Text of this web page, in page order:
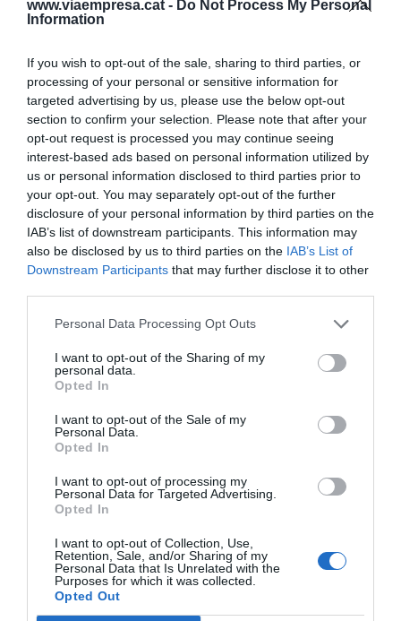
www.viaempresa.cat - Do Not Process My Personal
Information
If you wish to opt-out of the sale, sharing to third parties, or
processing of your personal or sensitive information for
targeted advertising by us, please use the below opt-out
section to confirm your selection. Please note that after your
opt-out request is processed you may continue seeing
interest-based ads based on personal information utilized by
us or personal information disclosed to third parties prior to
your opt-out. You may separately opt-out of the further
disclosure of your personal information by third parties on the
IAB’s list of downstream participants. This information may
also be disclosed by us to third parties on the IAB’s List of
Downstream Participants that may further disclose it to other
Personal Data Processing Opt Outs
I want to opt-out of the Sharing of my
personal data.
Opted In
I want to opt-out of the Sale of my
Personal Data.
Opted In
I want to opt-out of processing my
Personal Data for Targeted Advertising.
Opted In
I want to opt-out of Collection, Use,
Retention, Sale, and/or Sharing of my
Personal Data that Is Unrelated with the
Purposes for which it was collected.
Opted Out
"estimar l'empresa, per damunt de tot", apunta
Fisas.
Herència que s'ha de guanyar
Fins i tot fa un temps van instaurar unsComitès
de Consortsper atorgar un paper i donar un espai
a les parelles dels hereus de l'empesa. Ells només
s'encarreguen de tasques de representació,
sense cap mena d'autoritat. Per això, perquè
valoren el patrimoni i desitgen la seva pervivència,
entrar a formar part de l'empresa no és fàcil ni
per als mateixospropietaris. "Per poder treballar
ha de ser l'empresa la que demani el teu talent",
explica Fisas. És a dir, que el talent, el bon fer, és
contrari de la creença popular instaurada arran
desenes deprojectes empresarials
marcades.
part de la corporació alConsell de Família, que ho
debat i que si ho aprova, ho passarà al
Nomenaments . Aquest està compost per tres
persones alienes a l'empresa i a la família: un
enginyer, un advocat i una psicòloga que
supervisaran elpla de carrerade la nova